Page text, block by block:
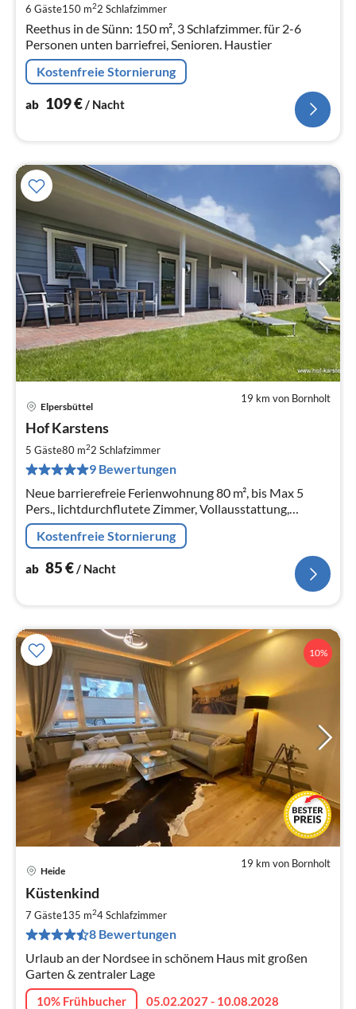
6 Gäste150 m22 Schlafzimmer
Reethus in de Sünn: 150 m², 3 Schlafzimmer. für 2-6
Personen unten barriefrei, Senioren. Haustier
Kostenfreie Stornierung
ab 109€/ Nacht
19 km von Bornholt
Elpersbüttel
Hof Karstens
5 Gäste80 m22 Schlafzimmer
9 Bewertungen
Neue barrierefreie Ferienwohnung 80 m², bis Max 5
Pers., lichtdurchflutete Zimmer, Vollausstattung,
Nichtraucher, Hund nach Absprache, Glasfaser WLAN
kostenlos,
Kostenfreie Stornierung
ab 85€/ Nacht
10%
19 km von Bornholt
Heide
Küstenkind
7 Gäste135 m24Schlafzimmer
8 Bewertungen
Urlaub an der Nordsee in schönem Haus mit großen
Garten & zentraler Lage
10% Frühbucher
05.02.2027 - 10.08.2028